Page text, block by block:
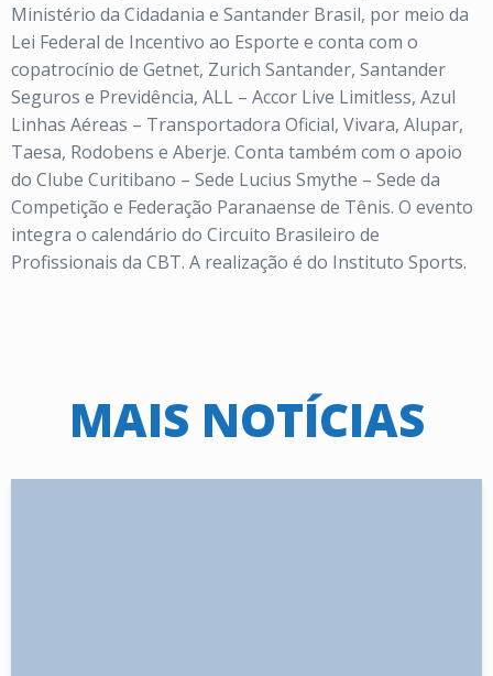
Ministério da Cidadania e Santander Brasil, por meio da
Lei Federal de Incentivo ao Esporte e conta com o
copatrocínio de Getnet, Zurich Santander, Santander
Seguros e Previdência, ALL – Accor Live Limitless, Azul
Linhas Aéreas – Transportadora Oficial, Vivara, Alupar,
Taesa, Rodobens e Aberje. Conta também com o apoio
do Clube Curitibano – Sede Lucius Smythe – Sede da
Competição e Federação Paranaense de Tênis. O evento
integra o calendário do Circuito Brasileiro de
Profissionais da CBT. A realização é do Instituto Sports.
MAIS NOTÍCIAS